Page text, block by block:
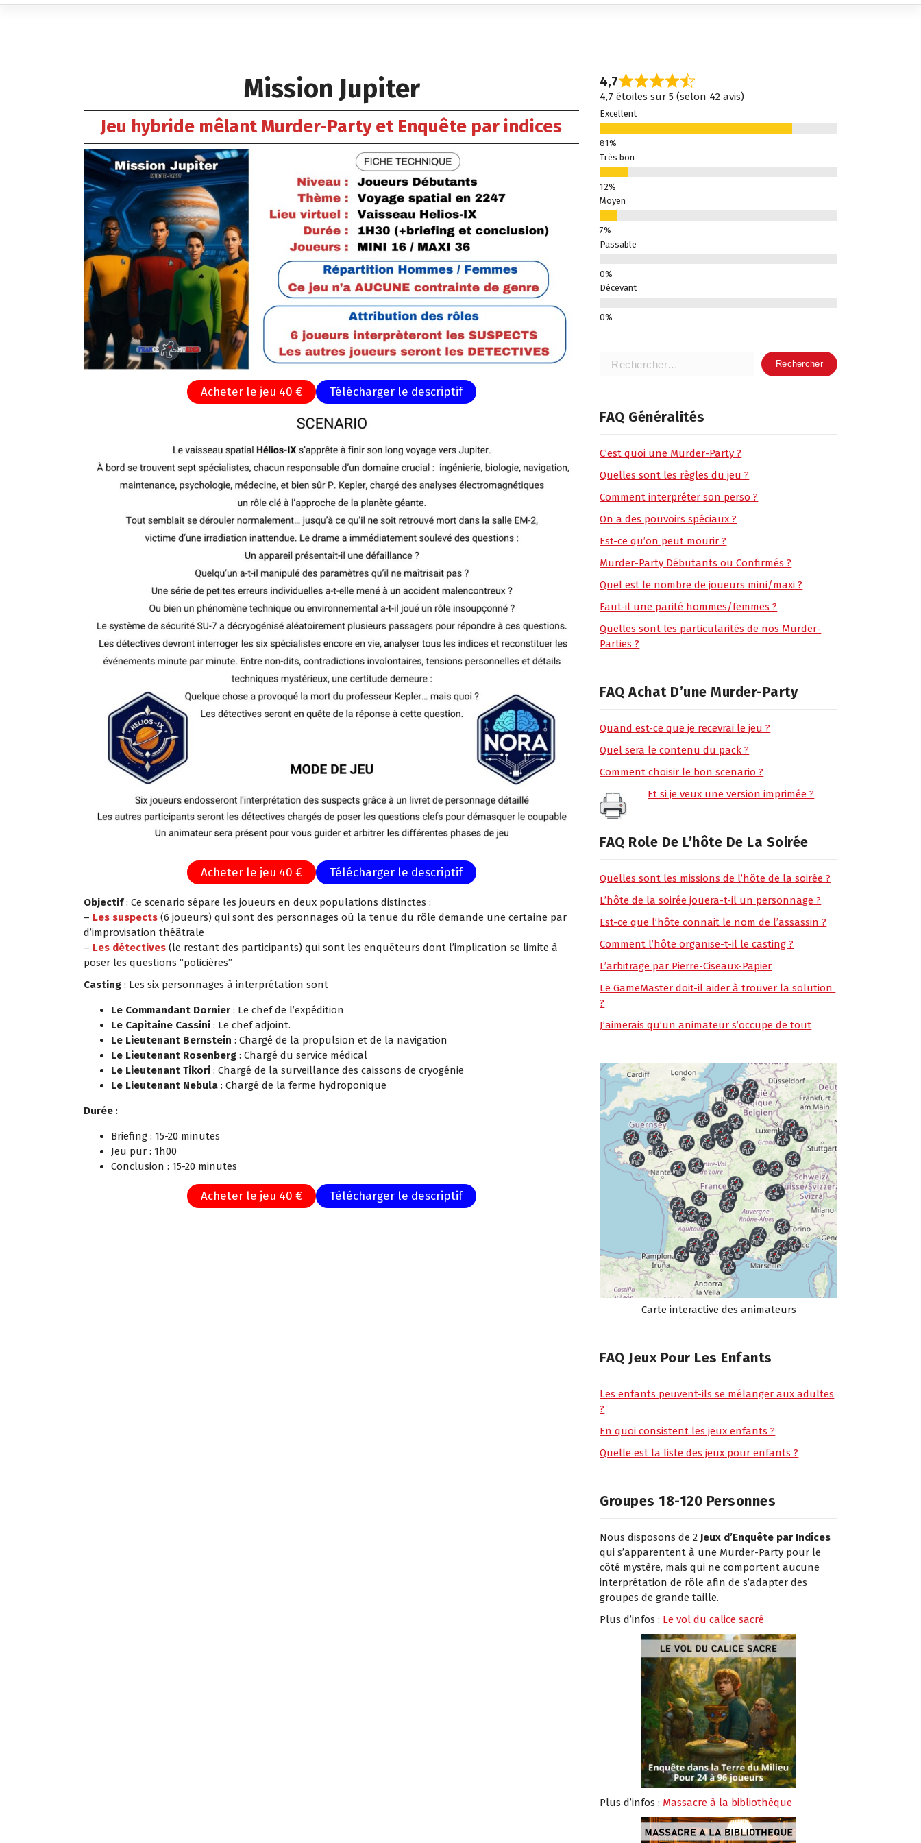
Mission Jupiter
Jeu hybride mêlant Murder-Party et Enquête par indices
Acheter le jeu 40 € Télécharger le descriptif
Acheter le jeu 40 € Télécharger le descriptif
Objectif: Ce scenario sépare les joueurs en deux populations distinctes :
– Les suspects (6 joueurs) qui sont des personnages où la tenue du rôle demande une certaine par
d’improvisation théâtrale
– Les détectives (le restant des participants) qui sont les enquêteurs dont l’implication se limite à
poser les questions “policières”
Casting : Les six personnages à interprétation sont
Le Commandant Dornier : Le chef de l’expédition
Le Capitaine Cassini : Le chef adjoint.
Le Lieutenant Bernstein : Chargé de la propulsion et de la navigation
Le Lieutenant Rosenberg : Chargé du service médical
Le Lieutenant Tikori : Chargé de la surveillance des caissons de cryogénie
Le Lieutenant Nebula : Chargé de la ferme hydroponique
Durée :
Briefing : 15-20 minutes
Jeu pur : 1h00
Conclusion : 15-20 minutes
Acheter le jeu 40 € Télécharger le descriptif
4,7
4,7 étoiles sur 5 (selon 42 avis)
Excellent
Très bon
Moyen
Passable
Décevant
Rechercher :
FAQ Généralités
C’est quoi une Murder-Party ?
Quelles sont les règles du jeu ?
Comment interpréter son perso ?
On a des pouvoirs spéciaux ?
Est-ce qu’on peut mourir ?
Murder-Party Débutants ou Confirmés ?
Quel est le nombre de joueurs mini/maxi ?
Faut-il une parité hommes/femmes ?
Quelles sont les particularités de nos Murder-
Parties ?
FAQ Achat D’une Murder-Party
Quand est-ce que je recevrai le jeu ?
Quel sera le contenu du pack ?
Comment choisir le bon scenario ?
Et si je veux une version imprimée ?
FAQ Role De L’hôte De La Soirée
Quelles sont les missions de l’hôte de la soirée ?
L’hôte de la soirée jouera-t-il un personnage ?
Est-ce que l’hôte connait le nom de l’assassin ?
Comment l’hôte organise-t-il le casting ?
L’arbitrage par Pierre-Ciseaux-Papier
Le GameMaster doit-il aider à trouver la solution
?
J’aimerais qu’un animateur s’occupe de tout
Carte interactive des animateurs
FAQ Jeux Pour Les Enfants
Les enfants peuvent-ils se mélanger aux adultes
?
En quoi consistent les jeux enfants ?
Quelle est la liste des jeux pour enfants ?
Groupes 18-120 Personnes
Nous disposons de 2Jeux d’Enquête par Indices
qui s’apparentent à une Murder-Party pour le
côté mystère, mais qui ne comportent aucune
interprétation de rôle afin de s’adapter des
groupes de grande taille.
Plus d’infos : Le vol du calice sacré
Plus d’infos : Massacre à la bibliothèque